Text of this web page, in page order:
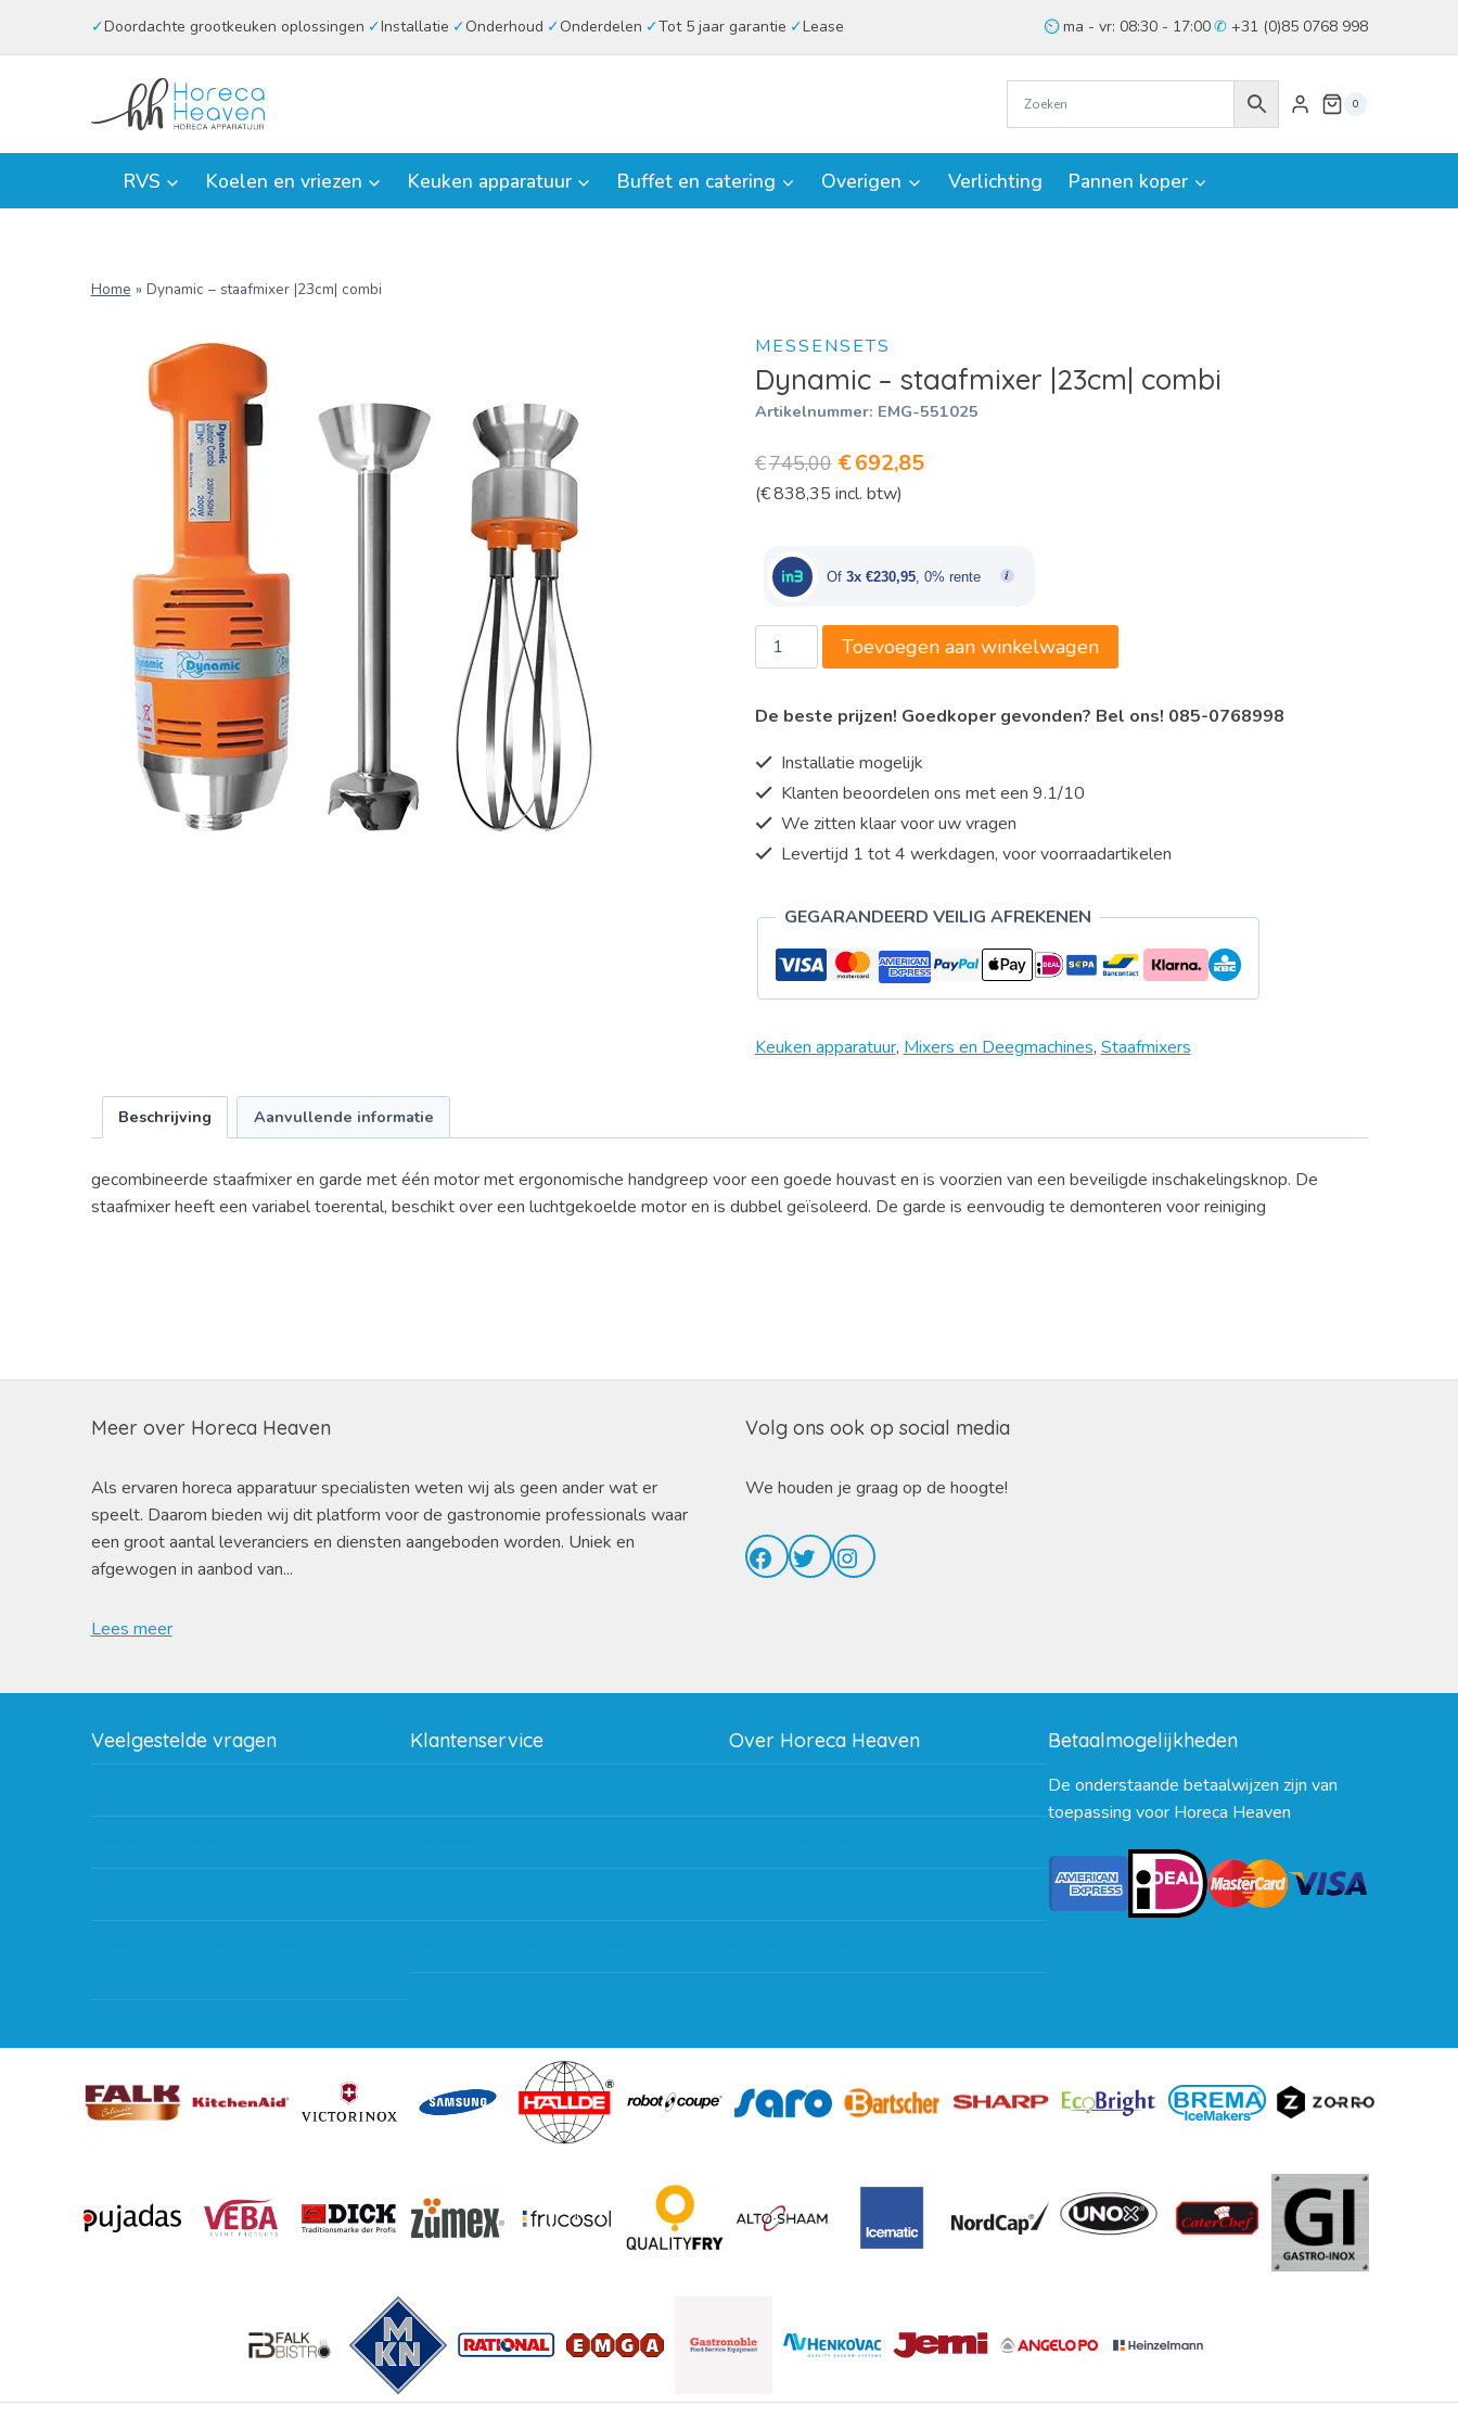
Doordachte grootkeuken oplossingen Installatie Onderhoud Onderdelen Tot 5 jaar garantie Lease ma - vr: 08:30 - 17:00 +31 (0)85 0768 998
0
RVS Koelen en vriezen Keuken apparatuur Buffet en catering Overigen Verlichting Pannen koper
Home » Dynamic – staafmixer |23cm| combi
MESSENSETS
Dynamic – staafmixer |23cm| combi
Artikelnummer: EMG-551025
€745,00 Oorspronkelijke
prijs
€745,00.
€692,85Huidige
€692,85.
(€838,35 incl. btw)
Of 3x €230,95, 0% rente
Dynamic
-
|23cm|
aantal
Toevoegen aan winkelwagen
De beste prijzen! Goedkoper gevonden? Bel ons! 085-0768998
Installatie mogelijk
Klanten beoordelen ons met een 9.1/10
We zitten klaar voor uw vragen
Levertijd 1 tot 4 werkdagen, voor voorraadartikelen
GEGARANDEERD VEILIG AFREKENEN
Keuken apparatuur, Mixers en Deegmachines, Staafmixers
Beschrijving Aanvullende informatie
gecombineerde staafmixer en garde met één motor met ergonomische handgreep voor een goede houvast en is voorzien van een beveiligde inschakelingsknop. De
staafmixer heeft een variabel toerental, beschikt over een luchtgekoelde motor en is dubbel geïsoleerd. De garde is eenvoudig te demonteren voor reiniging
Meer over Horeca Heaven
Als ervaren horeca apparatuur specialisten weten wij als geen ander wat er
speelt. Daarom bieden wij dit platform voor de gastronomie professionals waar
een groot aantal leveranciers en diensten aangeboden worden. Uniek en
afgewogen in aanbod van...
Lees meer
Volg ons ook op social media
We houden je graag op de hoogte!
Facebook
TwitterInstagram
Veelgestelde vragen Klantenservice
Subsidie regeling EIA 2020
Over Horeca Heaven Betaalmogelijkheden
De onderstaande betaalwijzen zijn van
toepassing voor Horeca Heaven